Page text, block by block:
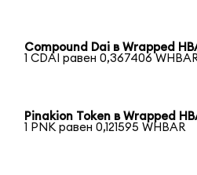
Compound Dai в Wrapped
1 CDAI равен 0,367406
Pinakion Token в Wrapped
1 PNK равен 0,121595 WHBAR